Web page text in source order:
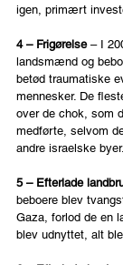
igen, primært
4 – Frigørelse – I
landsmænd og
betød traumatiske
mennesker. De
over de chok, som
medførte, selvom
andre israelske byer.
5 – Efterlade
beboere blev
Gaza, forlod de en
blev udnyttet, alt